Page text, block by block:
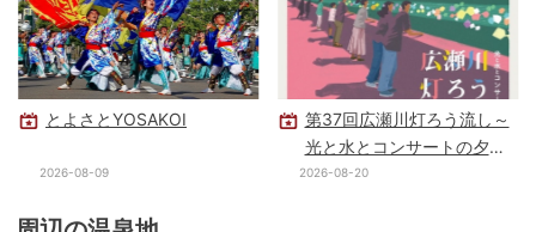
とよさとYOSAKOI
2026-08-09
第37回広瀬川灯ろう流し～
光と水とコンサートの夕べ
～
2026-08-20